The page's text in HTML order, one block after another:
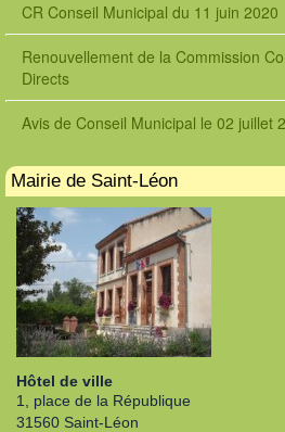
CR Conseil Municipal du 11 juin 2020
Renouvellement de la Commission
Directs
Avis de Conseil Municipal le 02 juillet
Mairie de Saint-Léon
Hôtel de ville
1, place de la République
31560 Saint-Léon